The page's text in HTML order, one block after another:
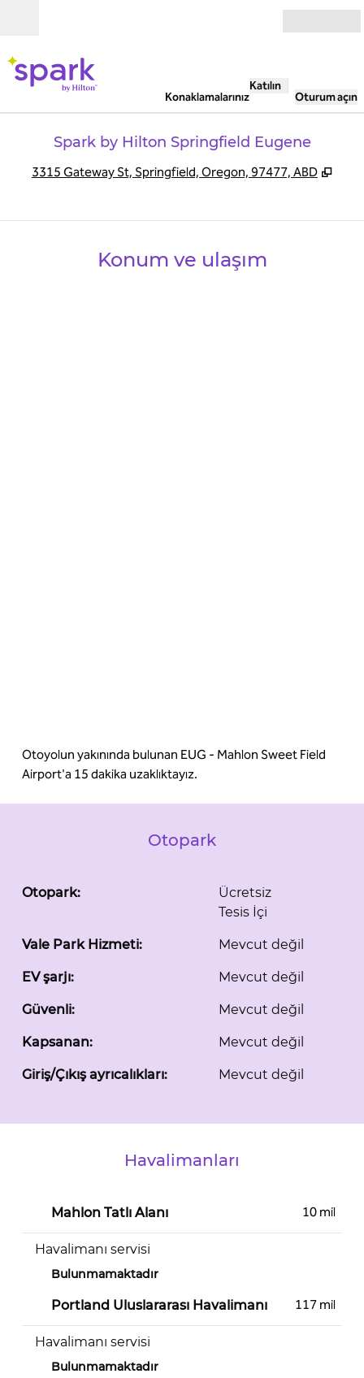
Konaklamalarınız
Katılın
Oturum açın
Spark by Hilton Springfield Eugene
3315 Gateway St, Springfield, Oregon, 97477, ABD ,
Konum ve ulaşım
Otoyolun yakınında bulunan EUG - Mahlon Sweet Field
Airport'a 15 dakika uzaklıktayız.
Otopark
Otopark:
Ücretsiz
Tesis İçi
Vale Park Hizmeti: Mevcut değil
EV şarjı: Mevcut değil
Güvenli: Mevcut değil
Kapsanan: Mevcut değil
Giriş/Çıkış ayrıcalıkları: Mevcut değil
Havalimanları
Mahlon Tatlı Alanı 10 mil
Havalimanı servisi
Bulunmamaktadır
Portland Uluslararası Havalimanı 117 mil
Havalimanı servisi
Bulunmamaktadır